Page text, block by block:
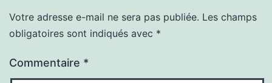
Votre adresse e-mail ne sera pas publiée. Les champs
obligatoires sont indiqués avec *
Commentaire *